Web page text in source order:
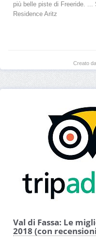
più belle piste di Freeride. ...
Residence Aritz
Creato
Val di Fassa: Le
2018 (con